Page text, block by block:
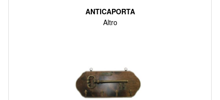
ANTICAPORTA
Altro